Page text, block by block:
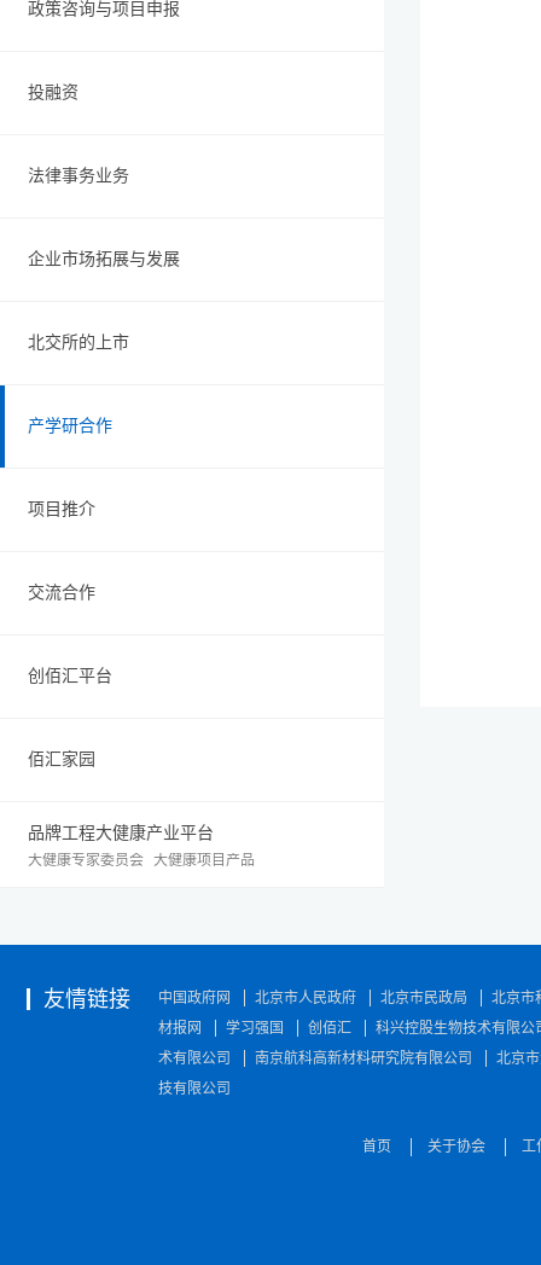
政策咨询与项目申报
投融资
法律事务业务
企业市场拓展与发展
北交所的上市
产学研合作
项目推介
交流合作
创佰汇平台
佰汇家园
品牌工程大健康产业平台
大健康专家委员会 大健康项目产品
友情链接 中国政府网 北京市人民政府 北京市民政局
北京市
材报网
学习强国 创佰汇
科兴控股生物技术有限公
术有限公司
南京航科高新材料研究院有限公司
北京
技有限公司
首页 关于协会 工